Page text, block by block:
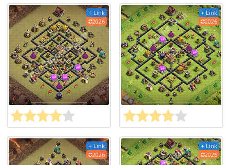
+ Link
2026
+ Link
2026
+ Link
2026
+ Link
2026